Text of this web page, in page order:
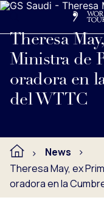
Logo
Theresa
Ministra de
oradora en
del WTTC
Ver nota de prensa
News
Theresa May, ex
oradora en la